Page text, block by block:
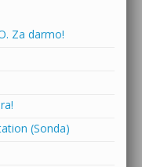
Za darmo!
(Sonda)